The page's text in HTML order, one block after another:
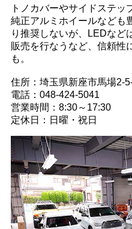
トノカバーやサイドステ
純正アルミホイールなども
り推奨しないが、LEDなど
販売を行なうなど、信頼性
も。
住所：埼玉県新座市馬場2-
電話：048-424-5041
営業時間：8:30～17:30
定休日：日曜・祝日